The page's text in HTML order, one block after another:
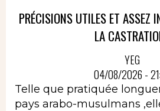
PRÉCISIONS UTILES ET ASSEZ
LA
YEG
04/08/2026 -
Telle que pratiquée
pays arabo-musulmans